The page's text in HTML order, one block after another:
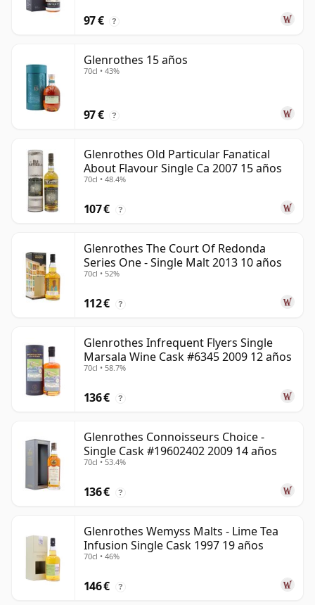
97 € ?
Glenrothes 15 años
70cl • 43%
97 € ?
Glenrothes Old Particular Fanatical
About Flavour Single Ca 2007 15 años
70cl • 48.4%
107 € ?
Glenrothes The Court Of Redonda
Series One - Single Malt 2013 10 años
70cl • 52%
112 € ?
Glenrothes Infrequent Flyers Single
Marsala Wine Cask #6345 2009 12 años
70cl • 58.7%
136 € ?
Glenrothes Connoisseurs Choice -
Single Cask #19602402 2009 14 años
70cl • 53.4%
136 € ?
Glenrothes Wemyss Malts - Lime Tea
Infusion Single Cask 1997 19 años
70cl • 46%
146 € ?